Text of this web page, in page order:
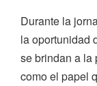
Durante la
la oportunidad
se brindan a la
como el papel